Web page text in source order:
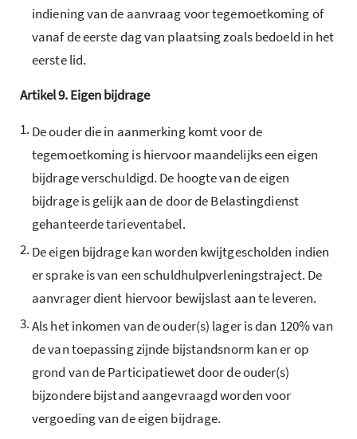
indiening van de aanvraag voor tegemoetkoming of
vanaf de eerste dag van plaatsing zoals bedoeld in het
eerste lid.
Artikel9.Eigen bijdrage
1. De ouder die in aanmerking komt voor de
tegemoetkoming is hiervoor maandelijks een eigen
bijdrage verschuldigd. De hoogte van de eigen
bijdrage is gelijk aan de door de Belastingdienst
gehanteerde tarieventabel.
2. De eigen bijdrage kan worden kwijtgescholden indien
er sprake is van een schuldhulpverleningstraject. De
aanvrager dient hiervoor bewijslast aan te leveren.
3.Als het inkomen van de ouder(s) lager is dan 120% van
de van toepassing zijnde bijstandsnorm kan er op
grond van de Participatiewet door de ouder(s)
bijzondere bijstand aangevraagd worden voor
vergoeding van de eigen bijdrage.